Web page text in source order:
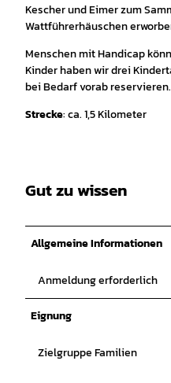
Kescher und Eimer zum
Wattführerhäuschen
Menschen mit Handicap
Kinder haben wir drei
bei Bedarf vorab reservieren.
Strecke: ca. 1,5 Kilometer
Gut zu wissen
Allgemeine Informationen
Anmeldung erforderlich
Eignung
Zielgruppe Familien